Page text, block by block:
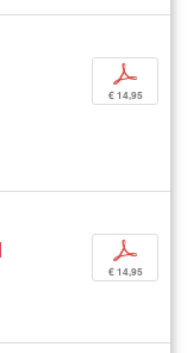
p
€ 14,95
p
€ 14,95